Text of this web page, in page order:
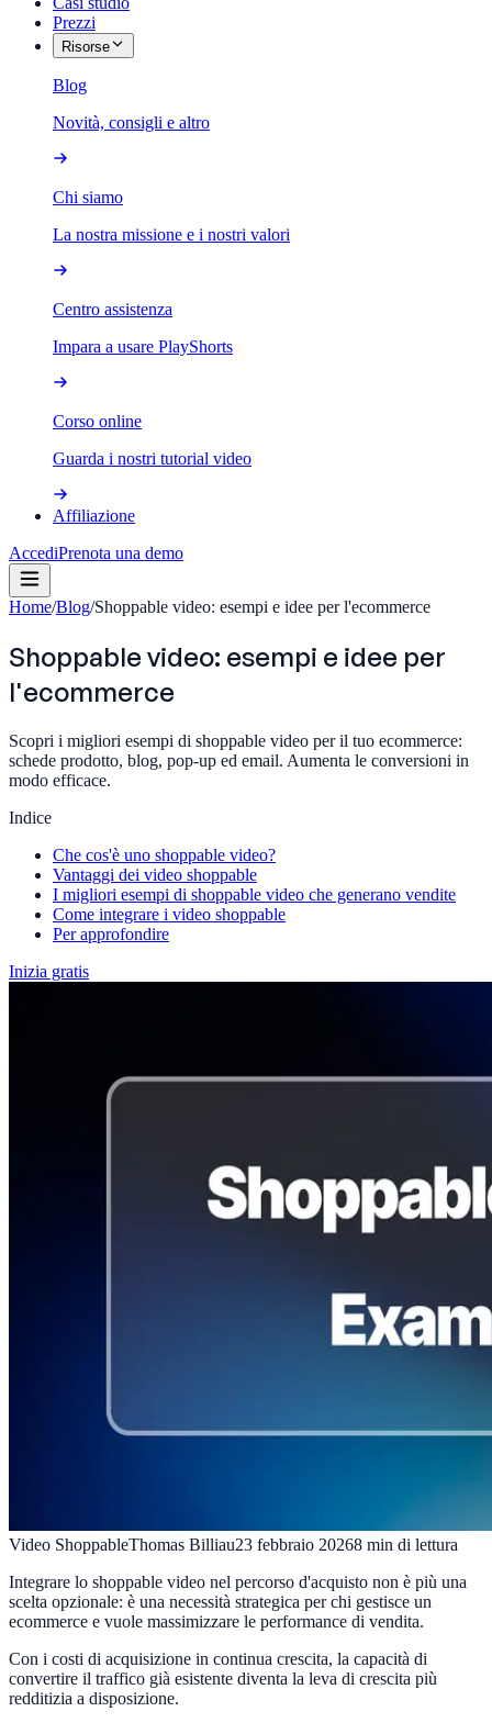
Prezzi
Risorse
Blog
Novità, consigli e altro
Chi siamo
La nostra missione e i nostri valori
Centro assistenza
Impara a usare PlayShorts
Corso online
Guarda i nostri tutorial video
Affiliazione
AccediPrenota una demo
Home/Blog/Shoppable video: esempi e idee per l'ecommerce
Shoppable video: esempi e idee per
l'ecommerce
Scopri i migliori esempi di shoppable video per il tuo ecommerce:
schede prodotto, blog, pop-up ed email. Aumenta le conversioni in
modo efficace.
Indice
Che cos'è uno shoppable video?
Vantaggi dei video shoppable
I migliori esempi di shoppable video che generano vendite
Come integrare i video shoppable
Per approfondire
Inizia gratis
Video ShoppableThomas Billiau23 febbraio 20268 min di lettura
Integrare lo shoppable video nel percorso d'acquisto non è più una
scelta opzionale: è una necessità strategica per chi gestisce un
ecommerce e vuole massimizzare le performance di vendita.
Con i costi di acquisizione in continua crescita, la capacità di
convertire il traffico già esistente diventa la leva di crescita più
redditizia a disposizione.